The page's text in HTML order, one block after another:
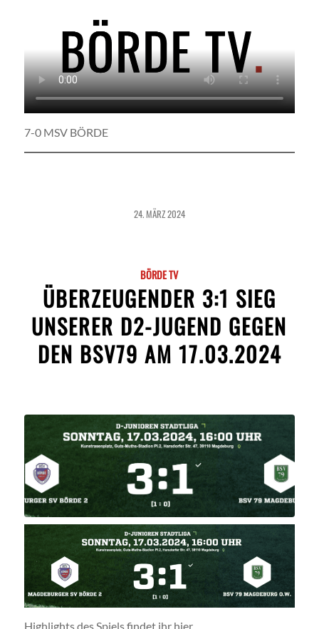
7-0 MSV BÖRDE
24. MÄRZ 2024
BÖRDE TV
ÜBERZEUGENDER 3:1 SIEG
UNSERER D2-JUGEND GEGEN
DEN BSV79 AM 17.03.2024
Highlights des Spiels findet ihr hier,…